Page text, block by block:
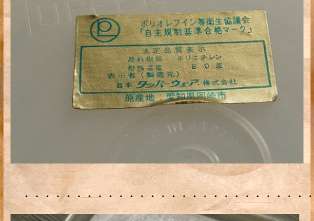
・・・・・・・・・・・・・・・・・・・・・・・・・・・